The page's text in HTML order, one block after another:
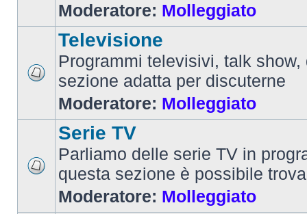
Moderatore: Molleggiato
Televisione
Programmi televisivi, talk show,
sezione adatta per discuterne
Moderatore: Molleggiato
Serie TV
Parliamo delle serie TV in
questa sezione è possibile
Moderatore: Molleggiato